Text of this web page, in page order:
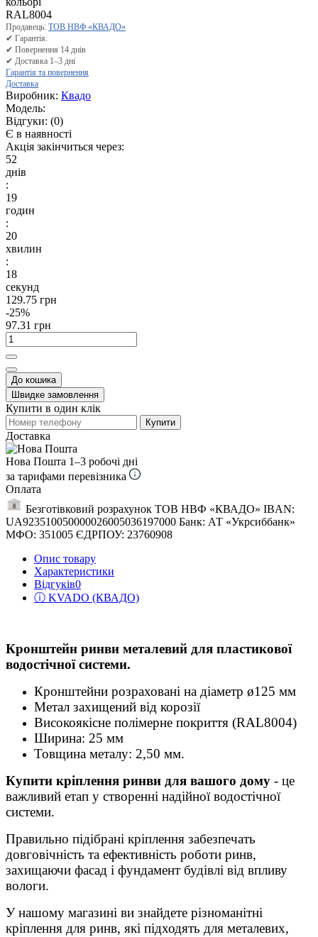
Продавець: ТОВ НВФ «КВАДО»
✔ Гарантія.
✔ Повернення 14 днів
✔ Доставка 1–3 дні
Гарантія та повернення
Доставка
Виробник: Квадо
Модель:
Відгуки: (0)
Є в наявності
Акція закінчиться через:
52
днів
:
19
годин
:
20
хвилин
:
18
секунд
129.75 грн
-25%
97.31 грн
До кошика
Швидке замовлення
Купити в один клік
Купити
Доставка
Нова Пошта 1–3 робочі дні
за тарифами перевізника
Оплата
Безготівковий розрахунок ТОВ НВФ «КВАДО» IBAN:
UA923510050000026005036197000 Банк: АТ «Укрсиббанк»
МФО: 351005 ЄДРПОУ: 23760908
Опис товару
Характеристики
Відгуків0
ⓘ KVADO (КВАДО)
Кронштейн ринви металевий для пластикової
водостічної системи.
Кронштейни розраховані на діаметр ø125 мм
Метал захищений від корозії
Високоякісне полімерне покриття (RAL8004)
Ширина: 25 мм
Товщина металу: 2,50 мм.
Купити кріплення ринви для вашого дому - це
важливий етап у створенні надійної водостічної
системи.
Правильно підібрані кріплення забезпечать
довговічність та ефективність роботи ринв,
захищаючи фасад і фундамент будівлі від впливу
вологи.
У нашому магазині ви знайдете різноманітні
кріплення для ринв, які підходять для металевих,